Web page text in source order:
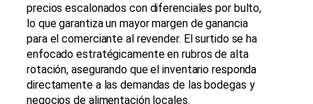
precios escalonados con diferenciales por bulto,
lo que garantiza un mayor margen de ganancia
para el comerciante al revender. El surtido se ha
enfocado estratégicamente en rubros de alta
rotación, asegurando que el inventario responda
directamente a las demandas de las bodegas y
negocios de alimentación locales.